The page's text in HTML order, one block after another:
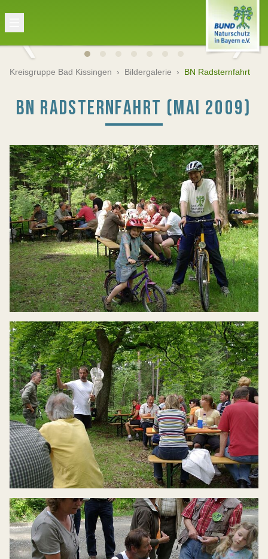
Kreisgruppe Bad Kissingen › Bildergalerie › BN Radsternfahrt
BN RADSTERNFAHRT (MAI 2009)